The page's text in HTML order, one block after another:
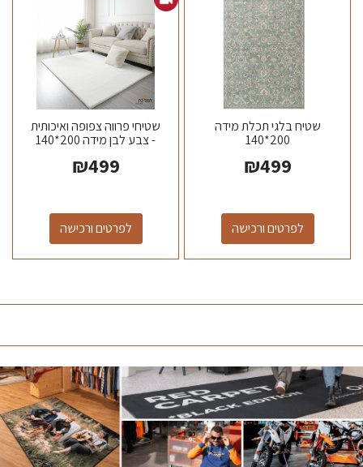
שטיח בלגי תכלת מידה
200*140
₪499
לפרטים ורכישה
שטיחי פרווה צפופה ואיכותית
- צבע לבן מידה 200*140
₪499
לפרטים ורכישה